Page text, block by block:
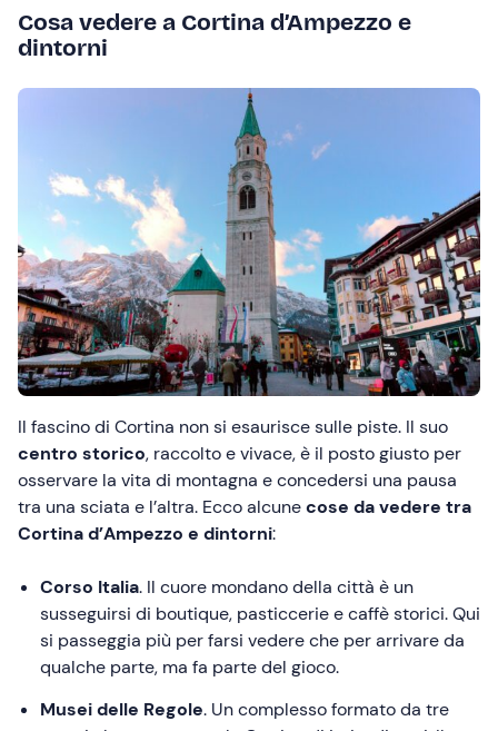
Cosa vedere a Cortina d’Ampezzo e
dintorni
Il fascino di Cortina non si esaurisce sulle piste. Il suo
centro storico, raccolto e vivace, è il posto giusto per
osservare la vita di montagna e concedersi una pausa
tra una sciata e l’altra. Ecco alcunecose da vedere tra
Cortina d’Ampezzo e dintorni:
Corso Italia. Il cuore mondano della città è un
susseguirsi di boutique, pasticcerie e caffè storici. Qui
si passeggia più per farsi vedere che per arrivare da
qualche parte, ma fa parte del gioco.
Musei delle Regole. Un complesso formato da tre